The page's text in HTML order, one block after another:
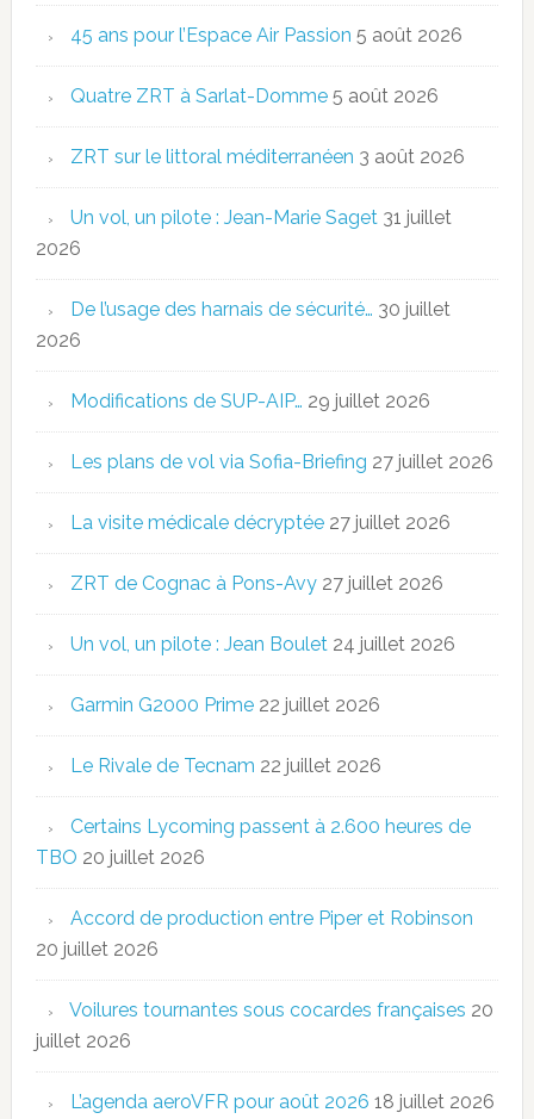
45 ans pour l’Espace Air Passion 5 août 2026
Quatre ZRT à Sarlat-Domme 5 août 2026
ZRT sur le littoral méditerranéen 3 août 2026
Un vol, un pilote : Jean-Marie Saget 31 juillet
2026
De l’usage des harnais de sécurité… 30 juillet
2026
Modifications de SUP-AIP… 29 juillet 2026
Les plans de vol via Sofia-Briefing 27 juillet 2026
La visite médicale décryptée 27 juillet 2026
ZRT de Cognac à Pons-Avy 27 juillet 2026
Un vol, un pilote : Jean Boulet 24 juillet 2026
Garmin G2000 Prime 22 juillet 2026
Le Rivale de Tecnam 22 juillet 2026
Certains Lycoming passent à 2.600 heures de
TBO 20 juillet 2026
Accord de production entre Piper et Robinson
20 juillet 2026
Voilures tournantes sous cocardes françaises 20
juillet 2026
L’agenda aeroVFR pour août 2026 18 juillet 2026